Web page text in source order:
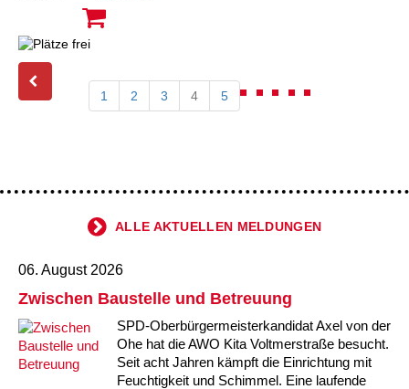
1 2 3 4 5
ALLE AKTUELLEN MELDUNGEN
06. August 2026
Zwischen Baustelle und Betreuung
SPD-Oberbürgermeisterkandidat Axel von der
Ohe hat die AWO Kita Voltmerstraße besucht.
Seit acht Jahren kämpft die Einrichtung mit
Feuchtigkeit und Schimmel. Eine laufende